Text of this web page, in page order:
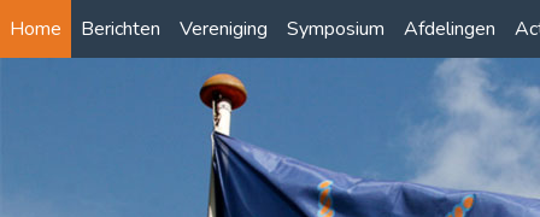
Home Berichten Vereniging Symposium Afdelingen